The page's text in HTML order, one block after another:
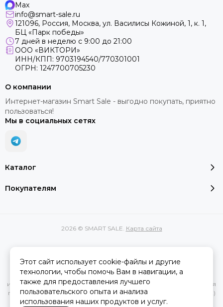
Max
info@smart-sale.ru
121096, Россия, Москва, ул. Василисы Кожиной, 1, к. 1,
БЦ «Парк победы»
7 дней в неделю с 9:00 до 21:00
ООО «ВИКТОРИ»
ИНН/КПП: 9703194540/770301001
ОГРН: 1247700705230
Каталог
Покупателям
О компании
Интернет-магазин Smart Sale - выгодно покупать, приятно
пользоваться!
Мы в социальных сетях
2026 © SMART SALE. Карта сайта
Вся представленная на сайте информация, касающаяся
характеристик, стоимости товаров и услуг, носит
информационный характер и ни при каких условиях не является
публичной офертой, определяемой положениями Статьи 437(2)
Гражданского кодекса РФ.
Этот сайт использует cookie-файлы и другие
технологии, чтобы помочь Вам в навигации, а
также для предоставления лучшего
пользовательского опыта и анализа
использования наших продуктов и услуг.